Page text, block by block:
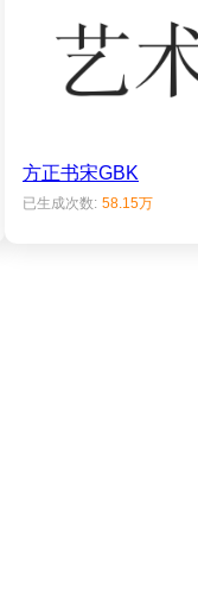
方正书宋GBK
已生成次数: 58.15万